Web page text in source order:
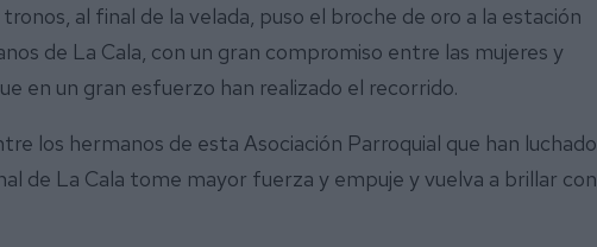
al final de la velada, puso el broche de oro a la estación
de La Cala, con un gran compromiso entre las mujeres y
en un gran esfuerzo han realizado el recorrido.
los hermanos de esta Asociación Parroquial que han luchado
de La Cala tome mayor fuerza y empuje y vuelva a brillar con